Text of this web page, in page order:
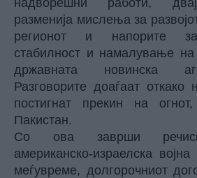
надворешни работи,
разменија мислења за
регионот и напорите за
стабилност и намалување на
државната новинска
Разговорите доаѓаат
постигнат прекин на
Пакистан.
Со ова заврши
американско-израелска
меѓувреме, долгорочниот